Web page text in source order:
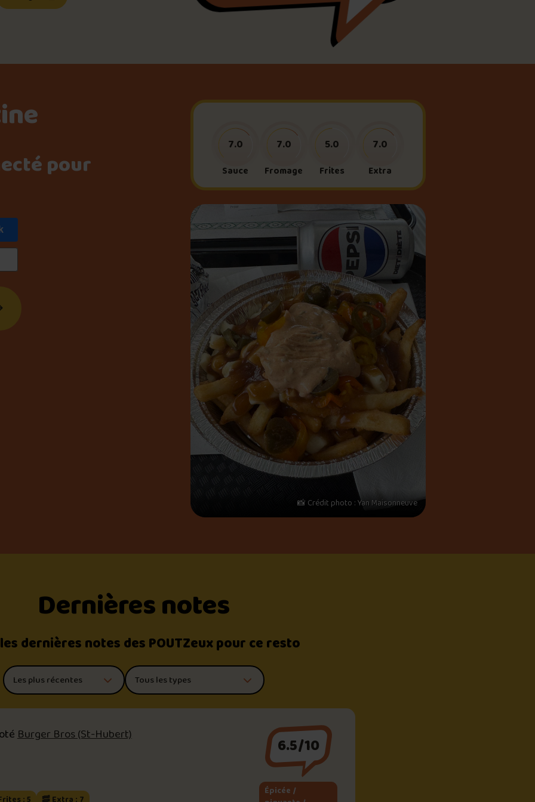
Le palmarès d’Olivier Primeau
Foire aux questions
Me connecter
pour Sauce
7.0
Fromage
7.0
Frites
5.0
Extra
7.0
📸 Crédit photo : Yan Maisonneuve
Dernières notes
dernières notes des POUTZeux pour ce resto
Trier les commentaires
Filtrer par type de poutine
Burger Bros (St-Hubert) 6.5/10
Épicée /